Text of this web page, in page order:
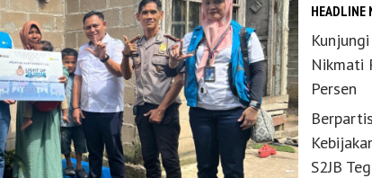
HEADLINE
Nikmati
Persen
S2JB